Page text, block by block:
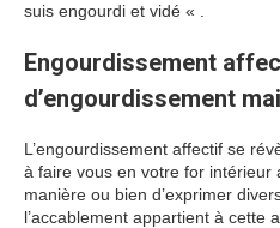
suis engourdi et vidé « .
Engourdissement
d’engourdissement
L’engourdissement affectif se
à faire vous en votre for intérieur
manière ou bien d’exprimer
l’accablement appartient à cette